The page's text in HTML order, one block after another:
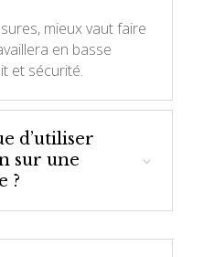
mieux vaut faire
en basse
et sécurité.
d’utiliser
sur une
?